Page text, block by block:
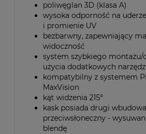
poliwęglan 3D (klasa A)
wysoka odporność na
i promienie UV
bezbarwny, zapewniający
widoczność
system szybkiego montażu/
użycia dodatkowych
kompatybilny z systemem
MaxVision
kąt widzenia 215º
kask posiada drugi
przeciwsłoneczny -
blendę